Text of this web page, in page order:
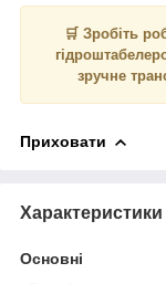
🛒 Зробіть
зручне
Приховати
Характеристики
Основні